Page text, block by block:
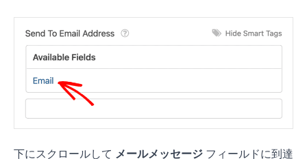
下にスクロールして メールメッセージ フィールドに到達